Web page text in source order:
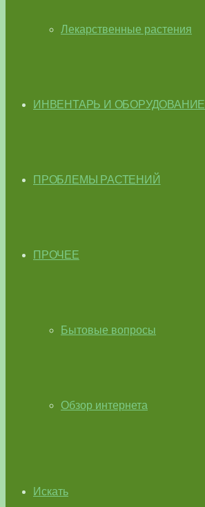
Лекарственные растения
ИНВЕНТАРЬ И ОБОРУДОВАНИЕ
ПРОБЛЕМЫ РАСТЕНИЙ
ПРОЧЕЕ
Бытовые вопросы
Обзор интернета
Искать